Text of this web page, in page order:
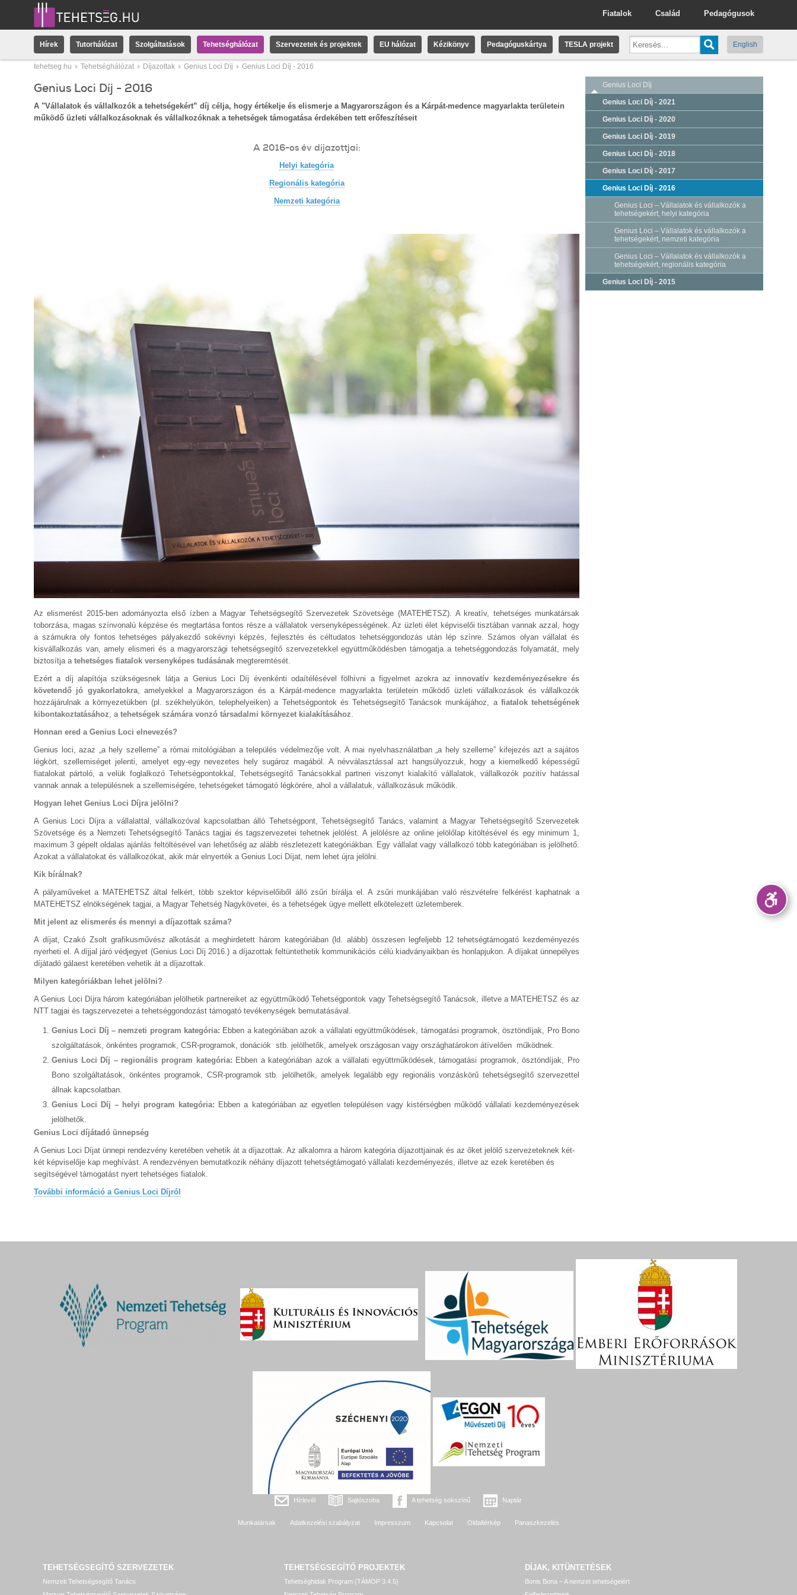
Pedagógusok
Család
Fiatalok
Hírek Tutorhálózat Szolgáltatások Tehetséghálózat Szervezetek és projektek EU hálózat Kézikönyv Pedagóguskártya TESLA projekt English
tehetseg.hu Tehetséghálózat Díjazottak Genius Loci Díj Genius Loci Díj - 2016
Genius Loci Díj - 2016
A "Vállalatok és vállalkozók a tehetségekért” díj célja, hogy értékelje és elismerje a Magyarországon és a Kárpát-medence magyarlakta területein
működő üzleti vállalkozásoknak és vállalkozóknak a tehetségek támogatása érdekében tett erőfeszítéseit
A 2016-os év díjazottjai:
Helyi kategória
Regionális kategória
Nemzeti kategória
Az elismerést 2015-ben adományozta első ízben a Magyar Tehetségsegítő Szervezetek Szövetsége (MATEHETSZ). A kreatív, tehetséges munkatársak
toborzása, magas színvonalú képzése és megtartása fontos része a vállalatok versenyképességének. Az üzleti élet képviselői tisztában vannak azzal, hogy
a számukra oly fontos tehetséges pályakezdő sokévnyi képzés, fejlesztés és céltudatos tehetséggondozás után lép színre. Számos olyan vállalat és
kisvállalkozás van, amely elismeri és a magyarországi tehetségsegítő szervezetekkel együttműködésben támogatja a tehetséggondozás folyamatát, mely
biztosítja a tehetséges fiatalok versenyképes tudásának megteremtését.
Ezért a díj alapítója szükségesnek látja a Genius Loci Díj évenkénti odaítélésével fölhívni a figyelmet azokra az innovatív kezdeményezésekre és
követendő jó gyakorlatokra, amelyekkel a Magyarországon és a Kárpát-medence magyarlakta területein működő üzleti vállalkozások és vállalkozók
hozzájárulnak a környezetükben (pl. székhelyükön, telephelyeiken) a Tehetségpontok és Tehetségsegítő Tanácsok munkájához, afiatalok tehetségének
kibontakoztatásához, atehetségek számára vonzó társadalmi környezet kialakításához.
Honnan ered a Genius Loci elnevezés?
Genius loci, azaz „a hely szelleme” a római mitológiában a település védelmezője volt. A mai nyelvhasználatban „a hely szelleme” kifejezés azt a sajátos
légkört, szellemiséget jelenti, amelyet egy-egy nevezetes hely sugároz magából. A névválasztással azt hangsúlyozzuk, hogy a kiemelkedő képességű
fiatalokat pártoló, a velük foglalkozó Tehetségpontokkal, Tehetségsegítő Tanácsokkal partneri viszonyt kialakító vállalatok, vállalkozók pozitív hatással
vannak annak a településnek a szellemiségére, tehetségeket támogató légkörére, ahol a vállalatuk, vállalkozásuk működik.
Hogyan lehet Genius Loci Díjra jelölni?
A Genius Loci Díjra a vállalattal, vállalkozóval kapcsolatban álló Tehetségpont, Tehetségsegítő Tanács, valamint a Magyar Tehetségsegítő Szervezetek
Szövetsége és a Nemzeti Tehetségsegítő Tanács tagjai és tagszervezetei tehetnek jelölést. A jelölésre az online jelölőlap kitöltésével és egy minimum 1,
maximum 3 gépelt oldalas ajánlás feltöltésével van lehetőség az alább részletezett kategóriákban. Egy vállalat vagy vállalkozó több kategóriában is jelölhető.
Azokat a vállalatokat és vállalkozókat, akik már elnyerték a Genius Loci Díjat, nem lehet újra jelölni.
Kik bírálnak?
A pályaműveket a MATEHETSZ által felkért, több szektor képviselőiből álló zsűri bírálja el. A zsűri munkájában való részvételre felkérést kaphatnak a
MATEHETSZ elnökségének tagjai, a Magyar Tehetség Nagykövetei, és a tehetségek ügye mellett elkötelezett üzletemberek.
Mit jelent az elismerés és mennyi a díjazottak száma?
A díjat, Czakó Zsolt grafikusművész alkotását a meghirdetett három kategóriában (ld. alább) összesen legfeljebb 12 tehetségtámogató kezdeményezés
nyerheti el. A díjjal járó védjegyet (Genius Loci Díj 2016.) a díjazottak feltüntethetik kommunikációs célú kiadványaikban és honlapjukon. A díjakat ünnepélyes
díjátadó gálaest keretében vehetik át a díjazottak.
Milyen kategóriákban lehet jelölni?
A Genius Loci Díjra három kategóriában jelölhetik partnereiket az együttműködő Tehetségpontok vagy Tehetségsegítő Tanácsok, illetve a MATEHETSZ és az
NTT tagjai és tagszervezetei a tehetséggondozást támogató tevékenységek bemutatásával.
Genius Loci Díj – nemzeti program kategória: Ebben a kategóriában azok a vállalati együttműködések, támogatási programok, ösztöndíjak, Pro Bono
szolgáltatások, önkéntes programok, CSR-programok, donációk stb. jelölhetők, amelyek országosan vagy országhatárokon átívelően működnek.
Genius Loci Díj – regionális program kategória: Ebben a kategóriában azok a vállalati együttműködések, támogatási programok, ösztöndíjak, Pro
Bono szolgáltatások, önkéntes programok, CSR-programok stb. jelölhetők, amelyek legalább egy regionális vonzáskörű tehetségsegítő szervezettel
állnak kapcsolatban.
Genius Loci Díj – helyi program kategória: Ebben a kategóriában az egyetlen településen vagy kistérségben működő vállalati kezdeményezések
jelölhetők.
Genius Loci díjátadó ünnepség
A Genius Loci Díjat ünnepi rendezvény keretében vehetik át a díjazottak. Az alkalomra a három kategória díjazottjainak és az őket jelölő szervezeteknek két-
két képviselője kap meghívást. A rendezvényen bemutatkozik néhány díjazott tehetségtámogató vállalati kezdeményezés, illetve az ezek keretében és
segítségével támogatást nyert tehetséges fiatalok.
További információ a Genius Loci Díjról
Genius Loci Díj
Genius Loci Díj - 2021
Genius Loci Díj - 2020
Genius Loci Díj - 2019
Genius Loci Díj - 2018
Genius Loci Díj - 2017
Genius Loci Díj - 2016
Genius Loci – Vállalatok és vállalkozók a
tehetségekért, helyi kategória
Genius Loci – Vállalatok és vállalkozók a
tehetségekért, nemzeti kategória
Genius Loci – Vállalatok és vállalkozók a
tehetségekért, regionális kategória
Genius Loci Díj - 2015
Hírlevél Sajtószoba A tehetség sokszínű Naptár
Munkatársak Adatkezelési szabályzat Impresszum Kapcsolat Oldaltérkép Panaszkezelés
TEHETSÉGSEGÍTŐ SZERVEZETEK
Nemzeti Tehetségsegítő Tanács
TEHETSÉGSEGÍTŐ PROJEKTEK
Tehetséghidak Program (TÁMOP 3.4.5)
DÍJAK, KITÜNTETÉSEK
Bonis Bona – A nemzet tehetségeiért